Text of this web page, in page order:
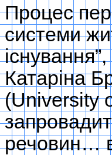
Процес
системи
Катаріна
(University
речовин…